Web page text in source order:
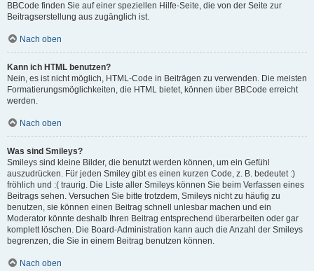
BBCode finden Sie auf einer speziellen Hilfe-Seite, die von der Seite zur
Beitragserstellung aus zugänglich ist.
Nach oben
Kann ich HTML benutzen?
Nein, es ist nicht möglich, HTML-Code in Beiträgen zu verwenden. Die meisten
Formatierungsmöglichkeiten, die HTML bietet, können über BBCode erreicht
werden.
Nach oben
Was sind Smileys?
Smileys sind kleine Bilder, die benutzt werden können, um ein Gefühl
auszudrücken. Für jeden Smiley gibt es einen kurzen Code, z. B. bedeutet :)
fröhlich und :( traurig. Die Liste aller Smileys können Sie beim Verfassen eines
Beitrags sehen. Versuchen Sie bitte trotzdem, Smileys nicht zu häufig zu
benutzen, sie können einen Beitrag schnell unlesbar machen und ein
Moderator könnte deshalb Ihren Beitrag entsprechend überarbeiten oder gar
komplett löschen. Die Board-Administration kann auch die Anzahl der Smileys
begrenzen, die Sie in einem Beitrag benutzen können.
Nach oben